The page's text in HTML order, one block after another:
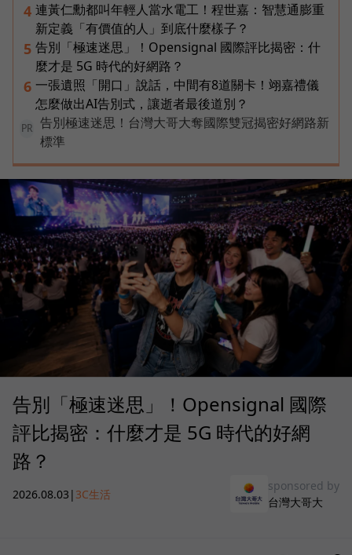
4 連黃仁勳都叫年輕人當水電工！程世嘉：智慧通膨重
新定義「有價值的人」到底什麼樣子？
5 告別「極速迷思」！Opensignal 國際評比揭密：什
麼才是 5G 時代的好網路？
6 一張遺照「開口」說話，中間有8道關卡！翊嘉禮儀
怎麼做出AI告別式，讓逝者最後道別？
PR
告別極速迷思！台灣大哥大奪國際雙冠揭密好網路新
標準
告別「極速迷思」！Opensignal 國際
評比揭密：什麼才是 5G 時代的好網
路？
2026.08.03 | 3C生活
sponsored by
台灣大哥大